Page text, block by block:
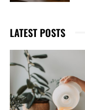
LATEST POSTS